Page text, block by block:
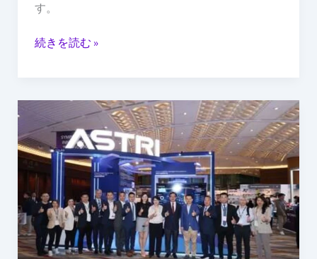
す。
続きを読む »
が
HKTDC
エ
レ
ク
ト
ロ
ニ